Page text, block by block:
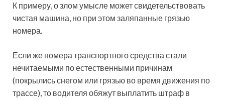
К примеру, о злом умысле может свидетельствовать
чистая машина, но при этом заляпанные грязью
номера.
Если же номера транспортного средства стали
нечитаемыми по естественными причинам
(покрылись снегом или грязью во время движения по
трассе), то водителя обяжут выплатить штраф в